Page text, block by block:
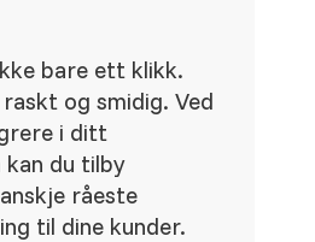
bare ett klikk.
og smidig. Ved
i ditt
kan du tilby
råeste
til dine kunder.